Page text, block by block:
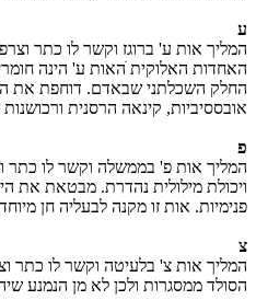
ע
המליך אות ע' ברוגז וקשר לו כתר
האחדות האלוקית ׁהאות ע' הינה
החלק השכלתני שבאדם. דוחפת את
אובססיביות, קינאה הרסנית
פ
המליך אות פ' בממשלה וקשר לו כתר
ויכולת מילולית נהדרת. מבטאת את
פנימיות. אות זו מקנה לבעליה חן
צ
המליך אות צ' בלעיטה וקשר לו כתר
הסולד ממסגרות ולכן לא מן הנמנע